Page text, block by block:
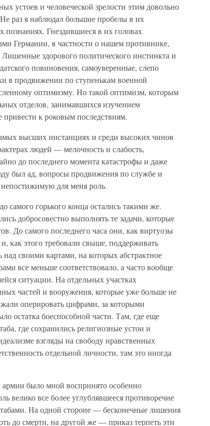
устоев и человеческой зрелости этим довольно
раз я наблюдал большие пробелы в их
познаниях. Гнездившиеся в их головах
Германии, в частности о нашем противнике,
здорового политического инстинкта и
повиновения, самоуверенные, слепо
в продвижении по ступенькам военной
оптимизму. Но такой оптимизм, которым
отделов, занимавшихся изучением
привести к роковым последствиям.
высших инстанциях и среди высоких чинов
людей — мелочность и слабость,
до последнего момента катастрофы и даже
был ад, вопросы продвижения по службе и
для меня роль.
горького конца остались такими же.
добросовестно выполнять те задачи, которые
До самого последнего часа они, как виртуозы
как этого требовали свыше, поддерживать
своими картами, на которых абстрактное
все меньше соответствовало, а часто вообще
ситуации. На отдельных участках
частей и вооружения, которые уже больше не
оперировать цифрами, за которыми
остатка боеспособной части. Там, где еще
где сохранились религиозные устои и
взгляды на свободу нравственных
отдельной личности, там это иногда
было мной воспринято особенно
велико все более углублявшееся противоречие
На одной стороне — бесконечные лишения
до смерти, на другой же — приказ терпеть эти